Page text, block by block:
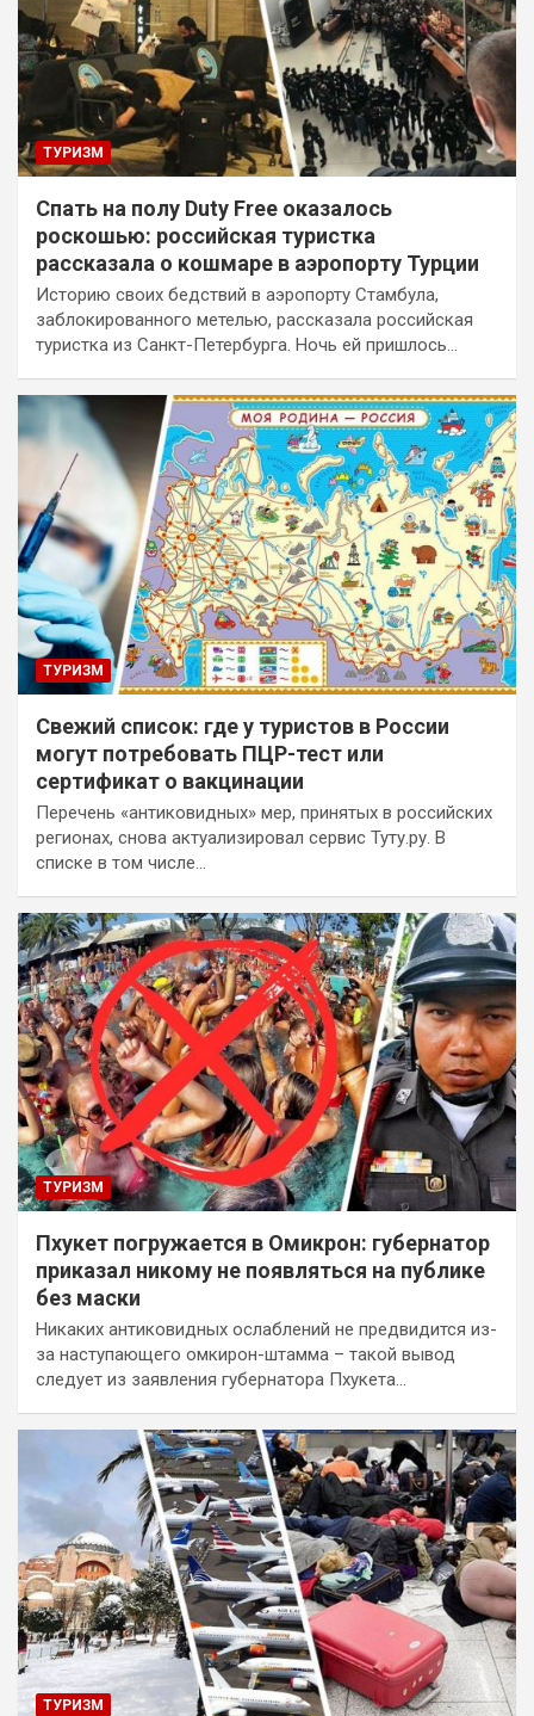
ТУРИЗМ
Спать на полу Duty Free оказалось
роскошью: российская туристка
рассказала о кошмаре в аэропорту Турции
Историю своих бедствий в аэропорту Стамбула,
заблокированного метелью, рассказала российская
туристка из Санкт-Петербурга. Ночь ей пришлось…
ТУРИЗМ
Свежий список: где у туристов в России
могут потребовать ПЦР-тест или
сертификат о вакцинации
Перечень «антиковидных» мер, принятых в российских
регионах, снова актуализировал сервис Туту.ру. В
списке в том числе…
ТУРИЗМ
Пхукет погружается в Омикрон: губернатор
приказал никому не появляться на публике
без маски
Никаких антиковидных ослаблений не предвидится из-
за наступающего омкирон-штамма – такой вывод
следует из заявления губернатора Пхукета…
ТУРИЗМ